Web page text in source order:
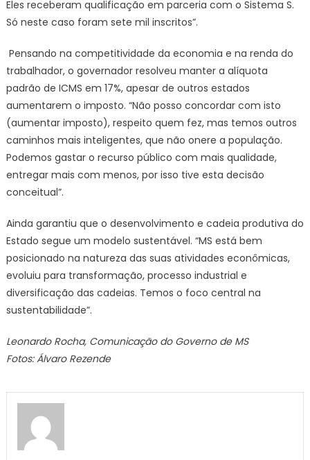
Eles receberam qualificação em parceria com o Sistema S.
Só neste caso foram sete mil inscritos”.
Pensando na competitividade da economia e na renda do
trabalhador, o governador resolveu manter a alíquota
padrão de ICMS em 17%, apesar de outros estados
aumentarem o imposto. “Não posso concordar com isto
(aumentar imposto), respeito quem fez, mas temos outros
caminhos mais inteligentes, que não onere a população.
Podemos gastar o recurso público com mais qualidade,
entregar mais com menos, por isso tive esta decisão
conceitual”.
Ainda garantiu que o desenvolvimento e cadeia produtiva do
Estado segue um modelo sustentável. “MS está bem
posicionado na natureza das suas atividades econômicas,
evoluiu para transformação, processo industrial e
diversificação das cadeias. Temos o foco central na
sustentabilidade”.
Leonardo Rocha, Comunicação do Governo de MS
Fotos: Álvaro Rezende